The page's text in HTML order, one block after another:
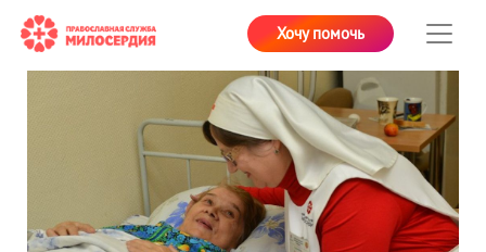
Хочу помочь